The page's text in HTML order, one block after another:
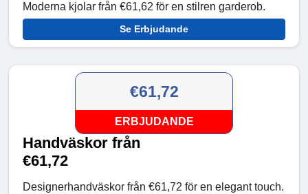
Moderna kjolar från €61,62 för en stilren garderob.
Se Erbjudande
€61,72
ERBJUDANDE
Handväskor från
€61,72
Designerhandväskor från €61,72 för en elegant touch.